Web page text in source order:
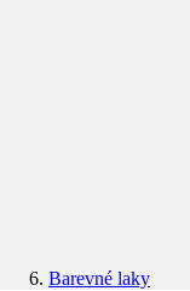
Barevné laky